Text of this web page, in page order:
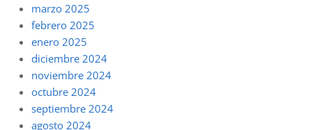
marzo 2025
febrero 2025
enero 2025
diciembre 2024
noviembre 2024
octubre 2024
septiembre 2024
agosto 2024